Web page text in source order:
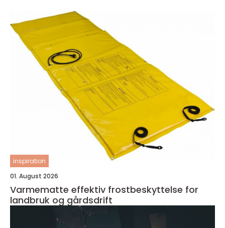
inspiration
01. August 2026
Varmematte effektiv frostbeskyttelse for
landbruk og gårdsdrift